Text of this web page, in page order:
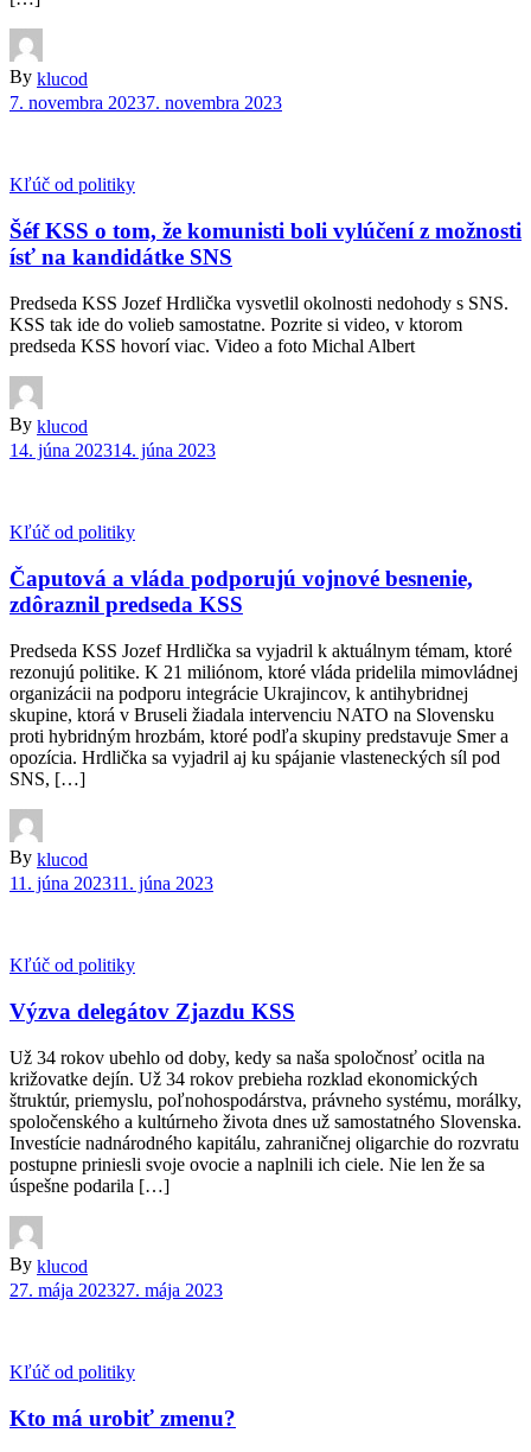
By klucod
7. novembra 20237. novembra 2023
Kľúč od politiky
Šéf KSS o tom, že komunisti boli vylúčení z možnosti
ísť na kandidátke SNS
Predseda KSS Jozef Hrdlička vysvetlil okolnosti nedohody s SNS.
KSS tak ide do volieb samostatne. Pozrite si video, v ktorom
predseda KSS hovorí viac. Video a foto Michal Albert
By klucod
14. júna 202314. júna 2023
Kľúč od politiky
Čaputová a vláda podporujú vojnové besnenie,
zdôraznil predseda KSS
Predseda KSS Jozef Hrdlička sa vyjadril k aktuálnym témam, ktoré
rezonujú politike. K 21 miliónom, ktoré vláda pridelila mimovládnej
organizácii na podporu integrácie Ukrajincov, k antihybridnej
skupine, ktorá v Bruseli žiadala intervenciu NATO na Slovensku
proti hybridným hrozbám, ktoré podľa skupiny predstavuje Smer a
opozícia. Hrdlička sa vyjadril aj ku spájanie vlasteneckých síl pod
SNS, […]
By klucod
11. júna 202311. júna 2023
Kľúč od politiky
Výzva delegátov Zjazdu KSS
Už 34 rokov ubehlo od doby, kedy sa naša spoločnosť ocitla na
križovatke dejín. Už 34 rokov prebieha rozklad ekonomických
štruktúr, priemyslu, poľnohospodárstva, právneho systému, morálky,
spoločenského a kultúrneho života dnes už samostatného Slovenska.
Investície nadnárodného kapitálu, zahraničnej oligarchie do rozvratu
postupne priniesli svoje ovocie a naplnili ich ciele. Nie len že sa
úspešne podarila […]
By klucod
27. mája 202327. mája 2023
Kľúč od politiky
Kto má urobiť zmenu?